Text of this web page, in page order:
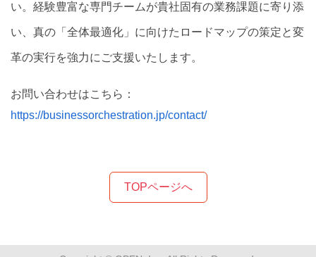
い。経験豊富な専門チームが貴社固有の業務課題に寄り添
い、真の「全体最適化」に向けたロードマップの策定と変
革の実行を強力にご支援いたします。
お問い合わせはこちら：
https://businessorchestration.jp/contact/
TOPページへ